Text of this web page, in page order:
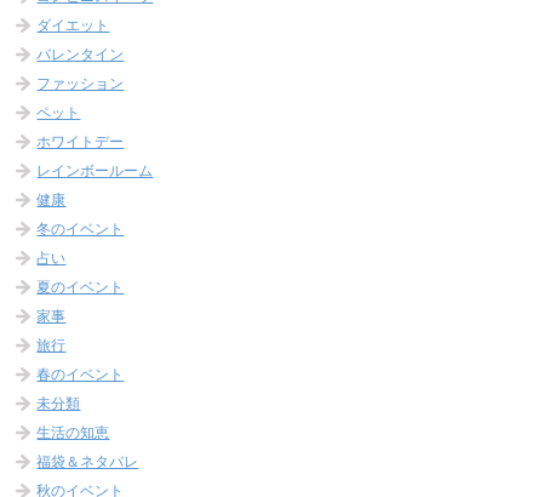
ダイエット
バレンタイン
ファッション
ペット
ホワイトデー
レインボールーム
健康
冬のイベント
占い
夏のイベント
家事
旅行
春のイベント
未分類
生活の知恵
福袋＆ネタバレ
秋のイベント